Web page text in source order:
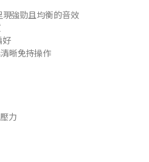
強勁且均衡的音效
好
晰免持操作
力